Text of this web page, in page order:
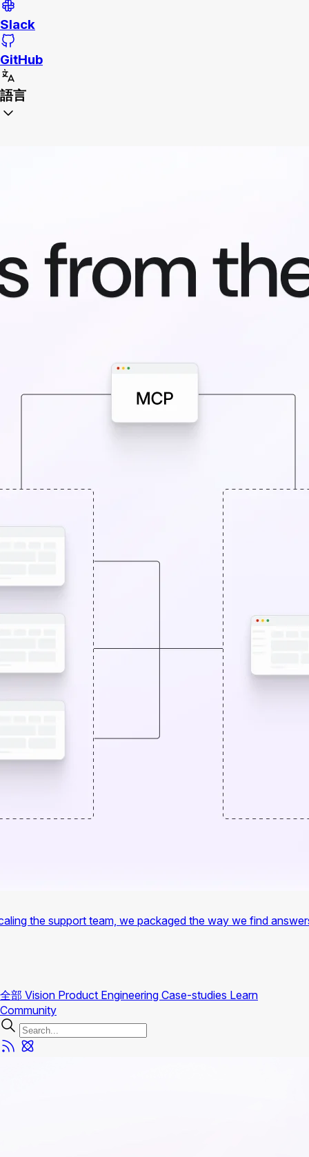
Slack
GitHub
語言
the support team, we packaged the way we find
全部 Vision Product Engineering Case-studies Learn
Community